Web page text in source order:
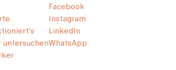
untersuchen
Facebook
Instagram
LinkedIn
WhatsApp